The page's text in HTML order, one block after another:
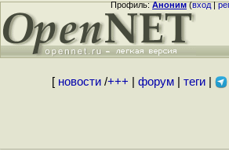
Профиль:Аноним(вход|
[ новости/+++ форум| теги|